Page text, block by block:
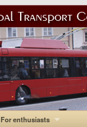
For enthusiasts